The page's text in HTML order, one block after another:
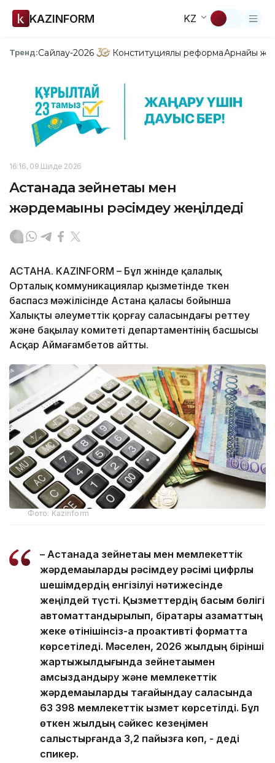
KAZINFORM KZ
Тренд:Сайлау-2026 Конституциялық реформаАрнайы
16:16, 09 Шілде 2026
Астанада зейнетақы мен
жәрдемақыны рәсімдеу жеңілдеді
АСТАНА. KAZINFORM – Бұл жөнінде қалалық
Орталық коммуникациялар қызметінде өткен
баспасөз мәжілісінде Астана қаласы бойынша
Халықты әлеуметтік қорғау саласындағы реттеу
және бақылау комитеті департаментінің басшысы
Асқар Аймағамбетов айтты.
Фото: Kazinform
– Астанада зейнетақы мен мемлекеттік
жәрдемақыларды рәсімдеу рәсімі цифрлық
шешімдердің енгізілуі нәтижесінде
жеңілдей түсті. Қызметтердің басым бөлігі
автоматтандырылып, бірқатары азаматтың
жеке өтінішінсіз-ақ проактивті форматта
көрсетіледі. Мәселен, 2026 жылдың бірінші
жартыжылдығында зейнетақымен
қамсыздандыру және мемлекеттік
жәрдемақыларды тағайындау саласында
63 398 мемлекеттік қызмет көрсетілді. Бұл
өткен жылдың сәйкес кезеңімен
салыстырғанда 3,2 пайызға көп, - деді
спикер.